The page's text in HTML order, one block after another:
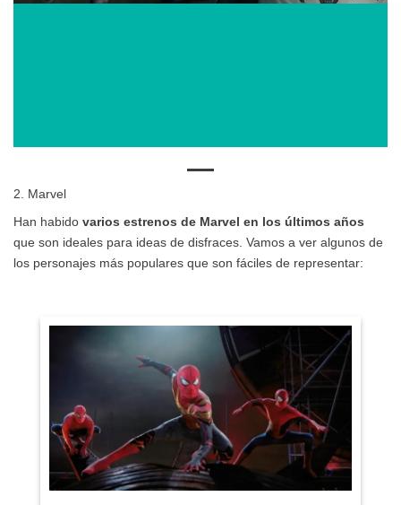
2. Marvel
Han habido varios estrenos de Marvel en los últimos años
que son ideales para ideas de disfraces. Vamos a ver algunos de
los personajes más populares que son fáciles de representar: